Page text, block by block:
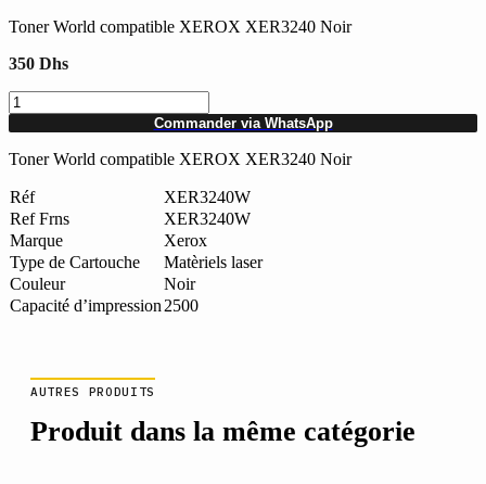
Toner World compatible XEROX XER3240 Noir
350 Dhs
quantité
de
Toner
World
XEROX
XER3240
Noir
Commander via WhatsApp
Toner World compatible XEROX XER3240 Noir
Réf
XER3240W
Ref Frns
XER3240W
Marque
Xerox
Type de Cartouche
Matèriels laser
Couleur
Noir
Capacité d’impression 2500
AUTRES PRODUITS
Produit dans la même catégorie